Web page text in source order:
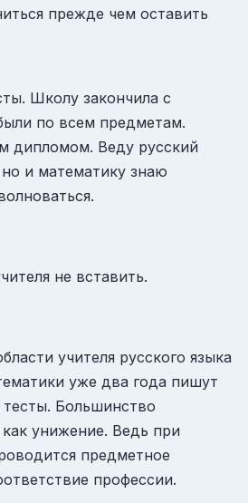
прежде чем оставить
Школу закончила с
по всем предметам.
дипломом. Веду русский
и математику знаю
не вставить.
учителя русского языка
уже два года пишут
Большинство
унижение. Ведь при
предметное
профессии.